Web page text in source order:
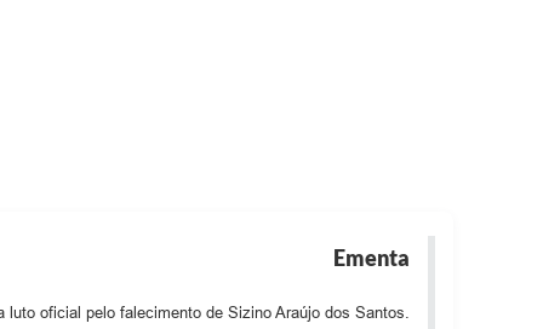
Ementa
luto oficial pelo falecimento de Sizino Araújo dos Santos.